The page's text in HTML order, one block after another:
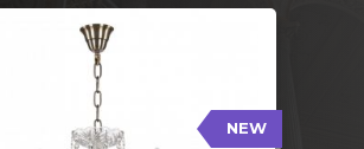
NEW
117/10+5/240 Pa